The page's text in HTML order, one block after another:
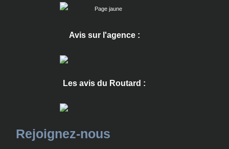
Avis sur l'agence :
Les avis du Routard :
Rejoignez-nous